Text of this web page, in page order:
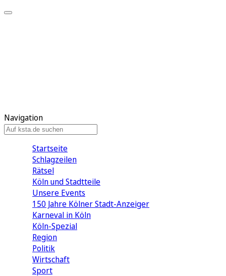
Navigation
Startseite
Schlagzeilen
Rätsel
Köln und Stadtteile
Unsere Events
150 Jahre Kölner Stadt-Anzeiger
Karneval in Köln
Köln-Spezial
Region
Politik
Wirtschaft
Sport